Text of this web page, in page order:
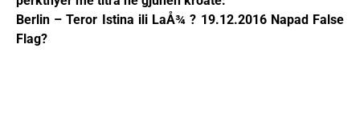
Berlin – Teror Istina ili LaÅ¾ ? 19.12.2016 Napad False
Flag?